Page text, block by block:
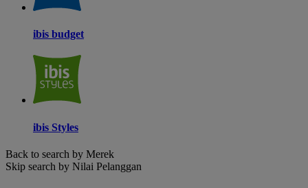
ibis budget
ibis Styles
Back to search by Merek
Skip search by Nilai Pelanggan